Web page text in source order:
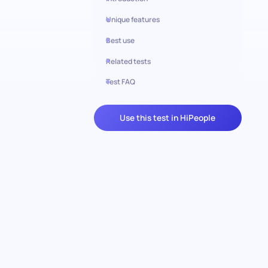
Unique features
Best use
Related tests
Test FAQ
Use this test in HiPeople